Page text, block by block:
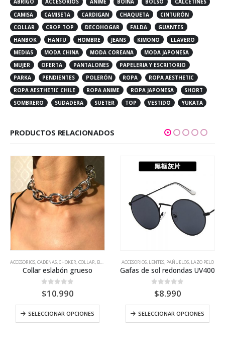
ABRIGO ACCESORIOS ANIME BOINA BOLSO
CALCETINES
CAMISA
CAMISETA CARDIGAN CHAQUETA
CINTURÓN
COLLAR
CROP TOP DECOHOGAR FALDA
GUANTES
HANBOK
HANFU HOMBRE JEANS KIMONO
LLAVERO
MEDIAS
MODA CHINA MODA COREANA
MODA JAPONESA
MUJER
OFERTA PANTALONES
PAPELERIA Y ESCRITORIO
PARKA
PENDIENTES POLERÓN ROPA
ROPA AESTHETIC
ROPA AESTHETIC CHILE
ROPA ANIME ROPA JAPONESA
SHORT
SOMBRERO
SUDADERA SUETER TOP VESTIDO YUKATA
PRODUCTOS RELACIONADOS
ACCESORIOS CADENAS, CHOKER, COLLAR, BROCHE
Collar eslabón grueso
0 out of 5
$10.990
SELECCIONAR OPCIONES
ACCESORIOS, LENTES, PAÑUELOS, LAZO PELO
Gafas de sol redondas UV400
out of 5
$8.990
SELECCIONAR OPCIONES